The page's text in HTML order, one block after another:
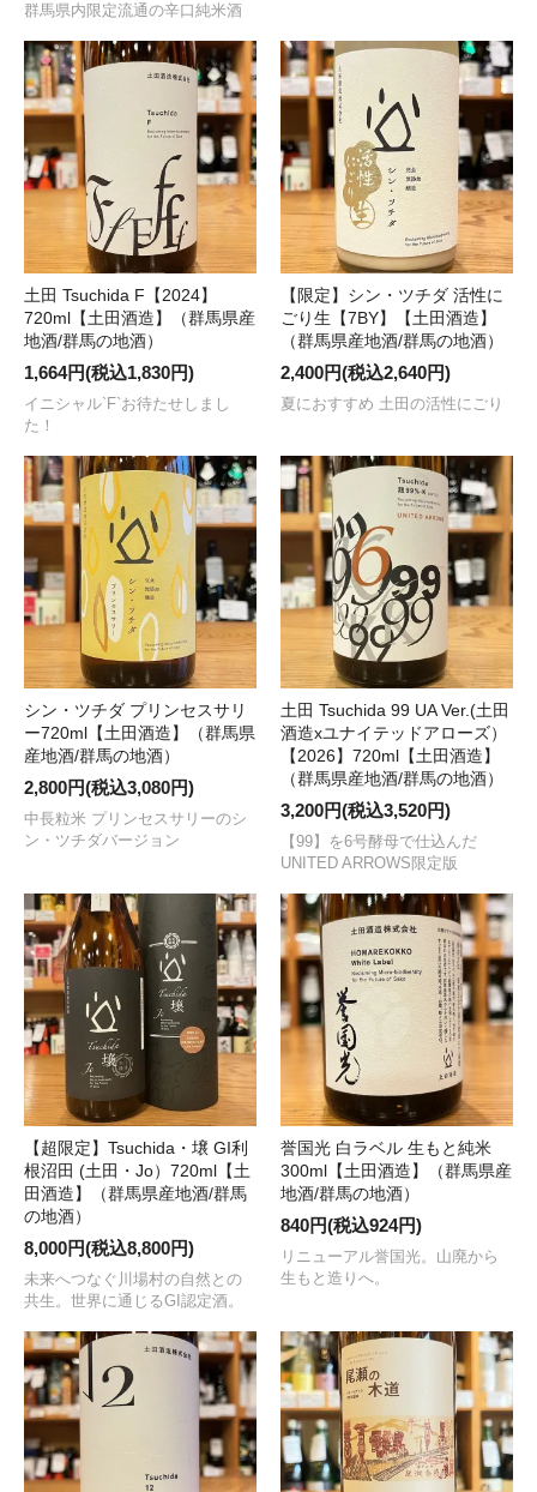
群馬県内限定流通の辛口純米酒
土田 Tsuchida F【2024】
720ml【土田酒造】（群馬県産
地酒/群馬の地酒）
1,664円(税込1,830円)
イニシャル`F`お待たせしまし
た！
【限定】シン・ツチダ 活性に
ごり生【7BY】【土田酒造】
（群馬県産地酒/群馬の地酒）
2,400円(税込2,640円)
夏におすすめ 土田の活性にごり
シン・ツチダ プリンセスサリ
ー720ml【土田酒造】（群馬県
産地酒/群馬の地酒）
2,800円(税込3,080円)
中長粒米 プリンセスサリーのシ
ン・ツチダバージョン
土田 Tsuchida 99 UA Ver.(土田
酒造xユナイテッドアローズ）
【2026】720ml【土田酒造】
（群馬県産地酒/群馬の地酒）
3,200円(税込3,520円)
【99】を6号酵母で仕込んだ
UNITED ARROWS限定版
【超限定】Tsuchida・壌 GI利
根沼田 (土田・Jo）720ml【土
田酒造】（群馬県産地酒/群馬
の地酒）
8,000円(税込8,800円)
未来へつなぐ川場村の自然との
共生。世界に通じるGI認定酒。
誉国光 白ラベル 生もと純米
300ml【土田酒造】（群馬県産
地酒/群馬の地酒）
840円(税込924円)
リニューアル誉国光。山廃から
生もと造りへ。